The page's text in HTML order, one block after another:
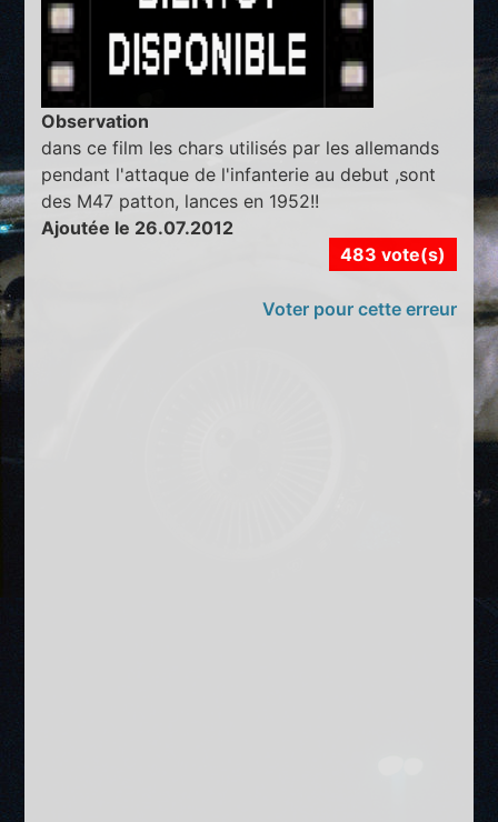
Observation
dans ce film les chars utilisés par les allemands
pendant l'attaque de l'infanterie au debut ,sont
des M47 patton, lances en 1952!!
Ajoutée le 26.07.2012
483 vote(s)
Voter pour cette erreur